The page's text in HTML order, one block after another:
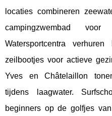
locaties combineren
campingzwembad voor
Watersportcentra
zeilbootjes voor actieve
Yves en Châtelaillon
tijdens laagwater.
beginners op de golfjes